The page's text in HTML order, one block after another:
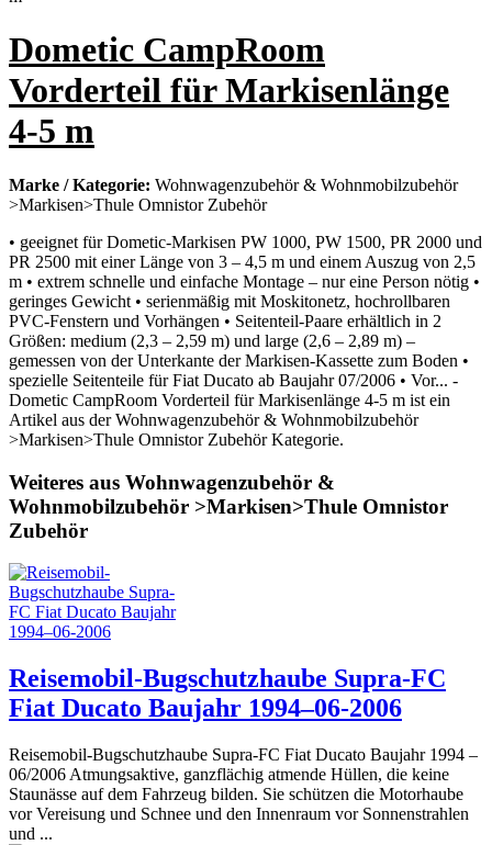
Dometic CampRoom
Vorderteil für Markisenlänge
4-5 m
Marke / Kategorie: Wohnwagenzubehör & Wohnmobilzubehör
>Markisen>Thule Omnistor Zubehör
• geeignet für Dometic-Markisen PW 1000, PW 1500, PR 2000 und
PR 2500 mit einer Länge von 3 – 4,5 m und einem Auszug von 2,5
m • extrem schnelle und einfache Montage – nur eine Person nötig •
geringes Gewicht • serienmäßig mit Moskitonetz, hochrollbaren
PVC-Fenstern und Vorhängen • Seitenteil-Paare erhältlich in 2
Größen: medium (2,3 – 2,59 m) und large (2,6 – 2,89 m) –
gemessen von der Unterkante der Markisen-Kassette zum Boden •
spezielle Seitenteile für Fiat Ducato ab Baujahr 07/2006 • Vor... -
Dometic CampRoom Vorderteil für Markisenlänge 4-5 m ist ein
Artikel aus der Wohnwagenzubehör & Wohnmobilzubehör
>Markisen>Thule Omnistor Zubehör Kategorie.
Weiteres aus Wohnwagenzubehör &
Wohnmobilzubehör >Markisen>Thule Omnistor
Zubehör
Reisemobil-Bugschutzhaube Supra-FC
Fiat Ducato Baujahr 1994–06-2006
Reisemobil-Bugschutzhaube Supra-FC Fiat Ducato Baujahr 1994 –
06/2006 Atmungsaktive, ganzflächig atmende Hüllen, die keine
Staunässe auf dem Fahrzeug bilden. Sie schützen die Motorhaube
vor Vereisung und Schnee und den Innenraum vor Sonnenstrahlen
und ...